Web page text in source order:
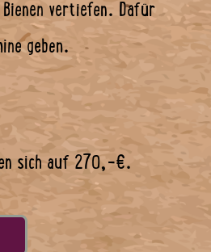
vertiefen. Dafür
geben.
sich auf 270,-€.